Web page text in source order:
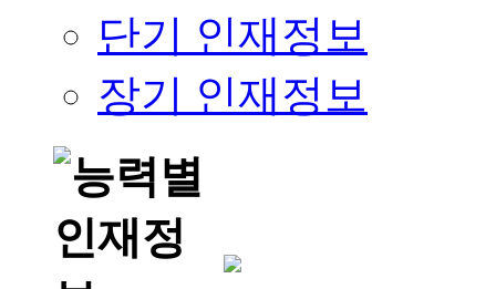
단기 인재정보
장기 인재정보